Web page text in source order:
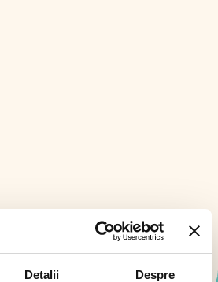
Detalii Despre